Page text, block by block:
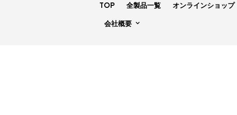
TOP 全製品一覧 オンラインショップ
会社概要